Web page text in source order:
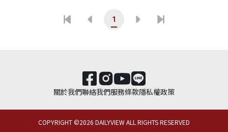
1
關於我們聯絡我們服務條款隱私權政策
COPYRIGHT ©2026 DAILYVIEW ALL RIGHTS RESERVED